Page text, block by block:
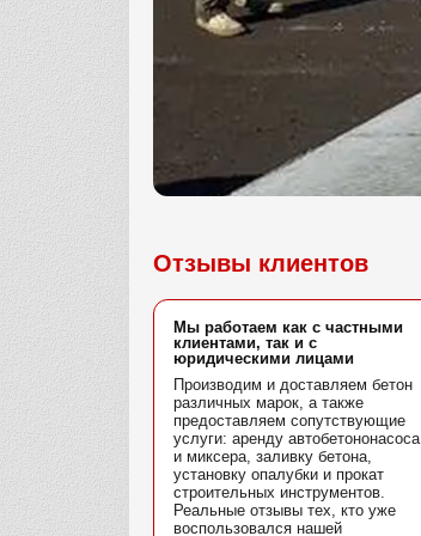
Отзывы клиентов
Мы работаем как с частными
клиентами, так и с
юридическими лицами
Производим и доставляем бетон
различных марок, а также
предоставляем сопутствующие
услуги: аренду автобетононасоса
и миксера, заливку бетона,
установку опалубки и прокат
строительных инструментов.
Реальные отзывы тех, кто уже
воспользовался нашей